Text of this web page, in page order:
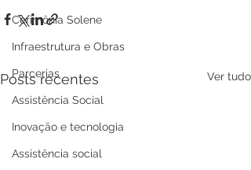
Cerimônia Solene
Infraestrutura e Obras
Parcerias
Assistência Social
Inovação e tecnologia
Assistência social
Posts recentes Ver tudo